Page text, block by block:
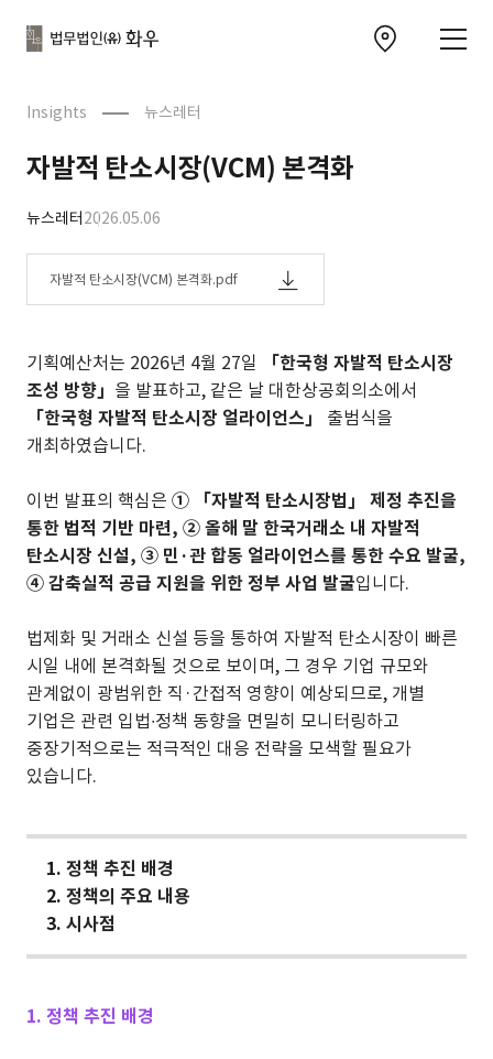
Insights 뉴스레터
자발적 탄소시장(VCM) 본격화
뉴스레터2026.05.06
자발적 탄소시장(VCM) 본격화.pdf
기획예산처는 2026년 4월 27일
「한국형 자발적 탄소시장
조성 방향」 을 발표하고, 같은 날 대한상공회의소에서
「한국형 자발적 탄소시장 얼라이언스」
출범식을
개최하였습니다.
이번 발표의 핵심은 ① 「자발적 탄소시장법」 제정 추진을
통한 법적 기반 마련, ② 올해 말 한국거래소 내 자발적
탄소시장 신설, ③ 민·관 합동 얼라이언스를 통한 수요 발굴,
④ 감축실적 공급 지원을 위한 정부 사업 발굴입니다.
법제화 및 거래소 신설 등을 통하여 자발적 탄소시장이 빠른
시일 내에 본격화될 것으로 보이며, 그 경우 기업 규모와
관계없이 광범위한 직·간접적 영향이 예상되므로, 개별
기업은 관련 입법∙정책 동향을 면밀히 모니터링하고
중장기적으로는 적극적인 대응 전략을 모색할 필요가
있습니다.
1.정책 추진 배경
2.정책의 주요 내용
3.시사점
1. 정책 추진 배경